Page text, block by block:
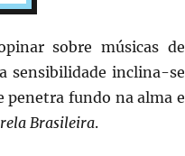
sobre músicas de
sensibilidade inclina-se
penetra fundo na alma e
Brasileira.